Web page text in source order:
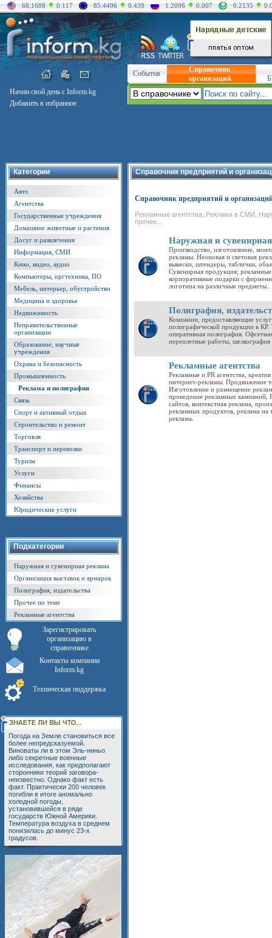
68.1688 0.117 85.4496 0.439 1.2096 0.007 0.2135
Начни свой день с Inform.kg
Добавить в избранное
События
Справочник
организаций
Категории
Авто
Агентства
Государственные учреждения
Домашние животные и растения
Досуг и развлечения
Информация, СМИ
Кино, видео, аудио
Компьютеры, оргтехника, ПО
Мебель, интерьер, обустройство
Медицина и здоровье
Недвижимость
Неправительственные
организации
Образование, научные
учреждения
Охрана и безопасность
Промышленность
Реклама и полиграфия
Связь
Спорт и активный отдых
Строительство и ремонт
Торговля
Транспорт и перевозки
Туризм
Услуги
Финансы
Хозяйства
Юридические услуги
Подкатегории
Наружная и сувенирная реклама
Организация выставок и ярмарок
Полиграфия, издательства
Прочее по теме
Рекламные агентства
Зарегистрировать
организацию в
справочнике
Контакты компании
Inform.kg
Техническая поддержка
Погода на Земле становиться все
более непредсказуемой.
Виноваты ли в этом Эль-ниньо
либо секретные военные
исследования, как предполагают
сторонники теорий заговора-
неизвестно. Однако факт есть
факт. Практически 200 человек
погибли в итоге аномально
холодной погоды,
установившейся в ряде
государств Южной Америки.
Температура воздуха в среднем
понизилась до минус 23-х
градусов.
Справочник предприятий и
Справочник предприятий и
Рекламные агентства, Реклама в СМИ,
прочее...
Наружная и
Производство, изготовление,
рекламы. Неоновая и световая
вывески, штендеры, таблички,
Сувенирная продукция;
корпоративные подарки с
логотипа на различные предметы.
Полиграфия,
Компании, предоставляющие
полиграфической продукции в КР.
оперативная полиграфия.
переплетные работы, шелкография
Рекламные агентства
Рекламные и PR агентства,
интернет-рекламы. Продвижение
Изготовление и размещение
проведение рекламных кампаний,
сайтов, контекстная реклама,
рекламных продуктов, реклама на
реклама.